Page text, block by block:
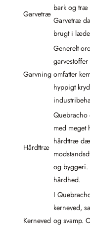
Garvetræ
bark og træ
Garvetræ
brugt i
Garvning
Generelt
omfatter
hyppigt
Hårdttræ
Quebracho
med meget
hårdttræ
og byggeri.
hårdhed.
Kerneved
I
kerneved,
og svamp.